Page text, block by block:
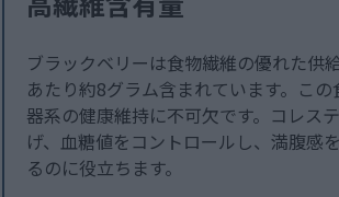
ブラックベリーは食物繊維の優れた供
あたり約8グラム含まれています。こ
器系の健康維持に不可欠です。コレス
げ、血糖値をコントロールし、満腹感
るのに役立ちます。